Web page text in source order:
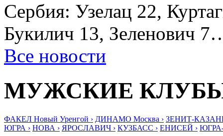
Сербия: Узелац 22,
Букилич 13, Зеленович
Все новости
МУЖСКИЕ
ФАКЕЛ Новый Уренгой › ДИНАМО Москва › ЗЕНИТ-
ЮГРА › НОВА › ЯРОСЛАВИЧ › КУЗБАСС › ЕНИСЕЙ ›